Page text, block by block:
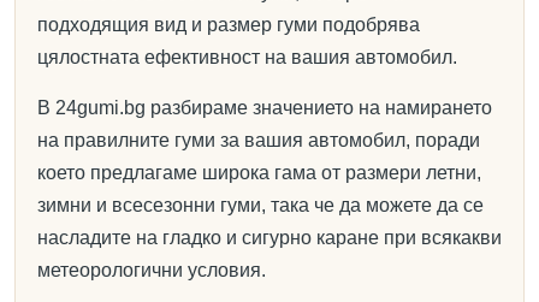
подходящия вид и размер гуми подобрява
цялостната ефективност на вашия автомобил.
В 24gumi.bg разбираме значението на намирането
на правилните гуми за вашия автомобил, поради
което предлагаме широка гама от размери летни,
зимни и всесезонни гуми, така че да можете да се
насладите на гладко и сигурно каране при всякакви
метеорологични условия.